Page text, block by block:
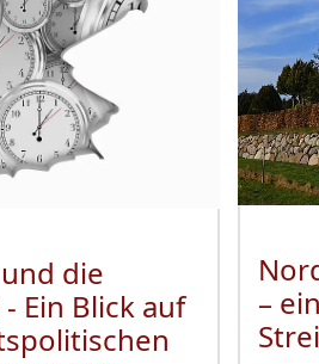
die
Ein Blick auf
–